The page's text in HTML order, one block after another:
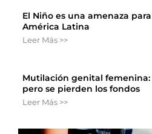
El Niño es una amenaza
América Latina
Leer Más >>
Mutilación genital
pero se pierden los fondos
Leer Más >>